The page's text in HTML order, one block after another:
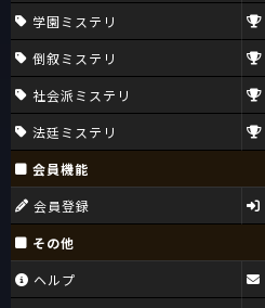
学園ミステリ
倒叙ミステリ
社会派ミステリ
法廷ミステリ
会員機能
会員登録
その他
ヘルプ